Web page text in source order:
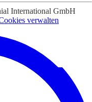
International GmbH
verwalten